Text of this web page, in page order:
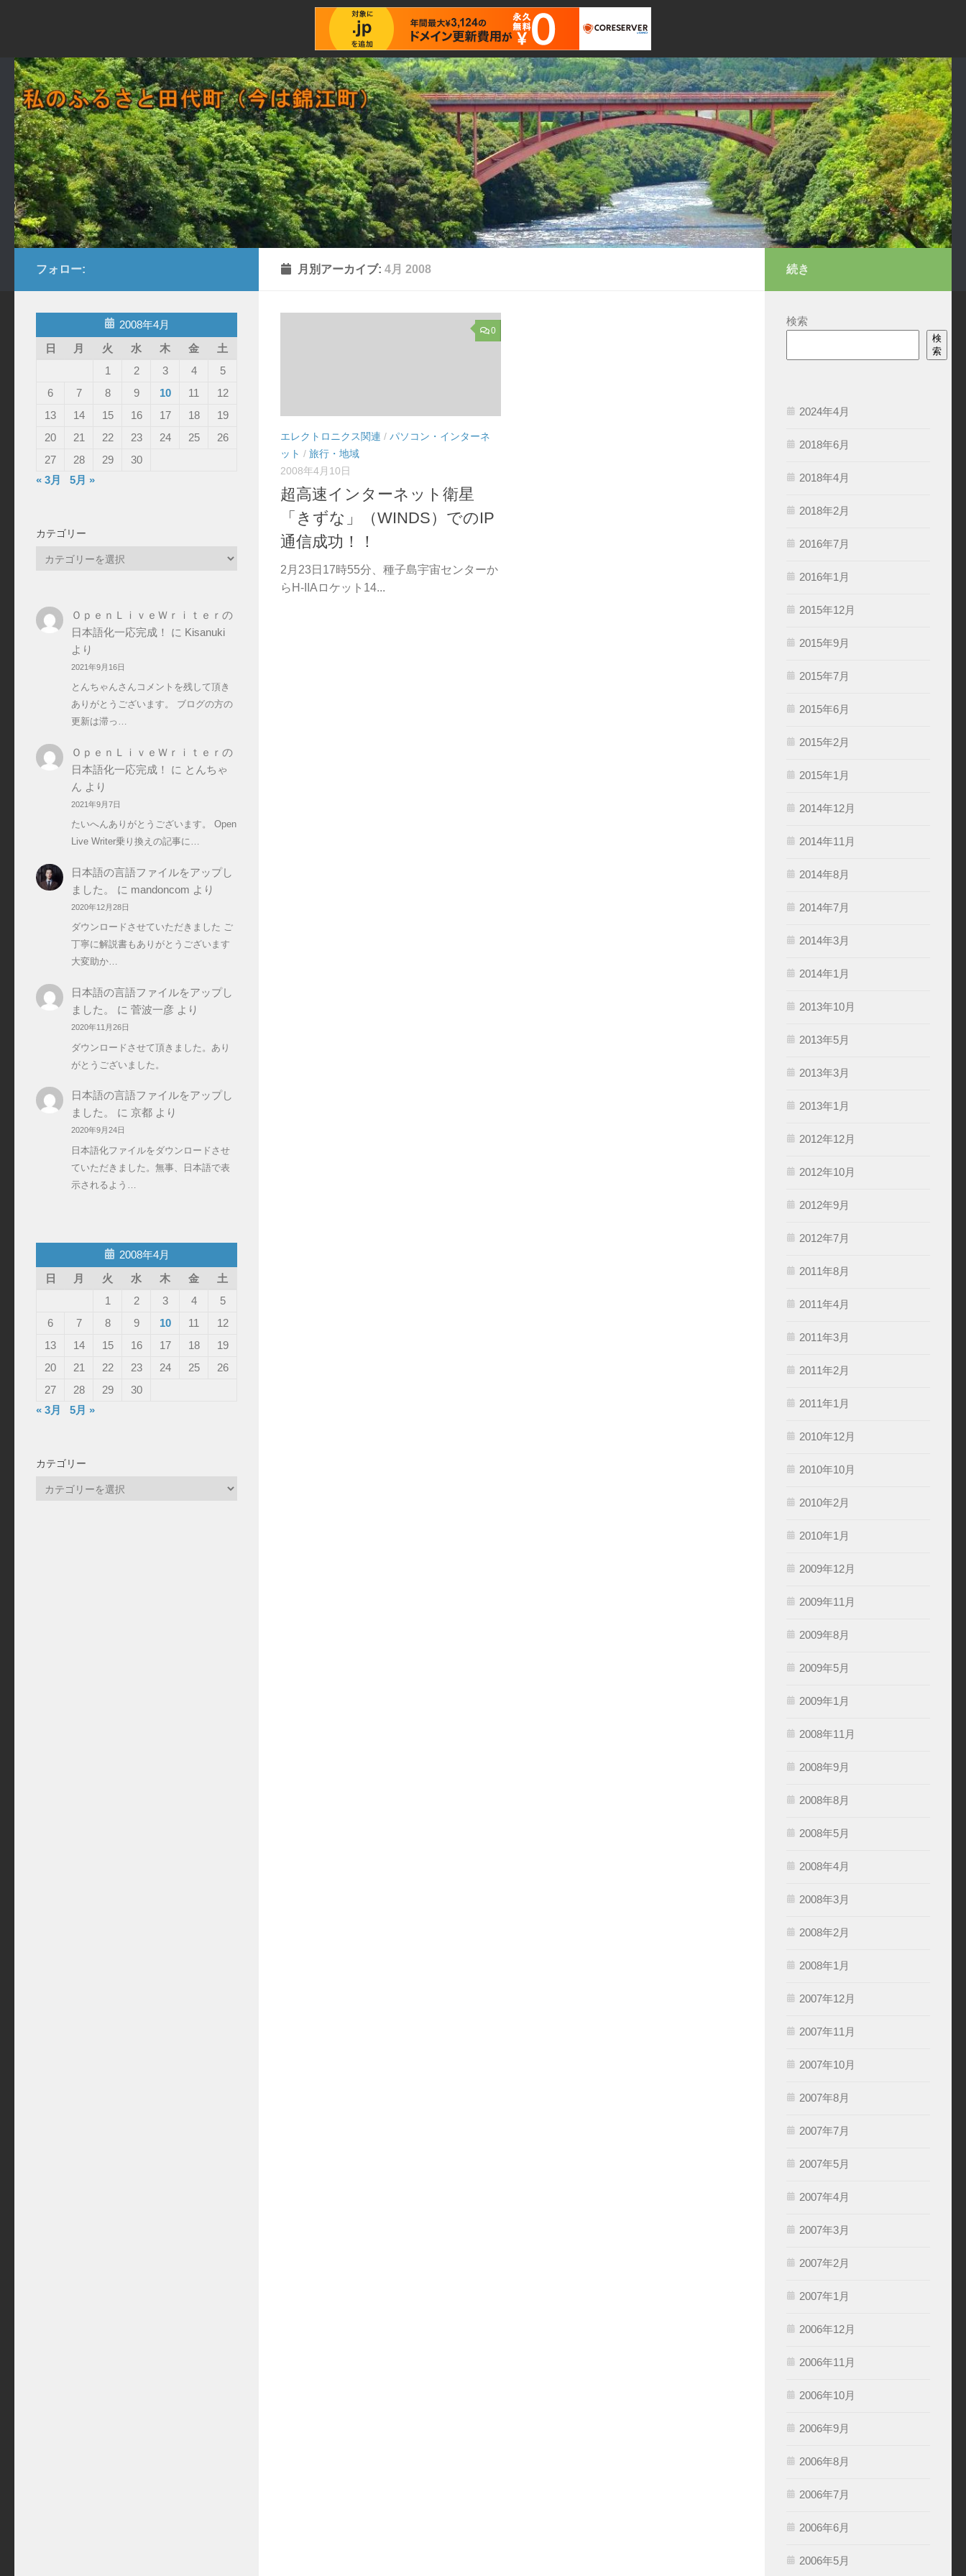
月別アーカイブ: 4月 2008
0
エレクトロニクス関連 / パソコン・インターネ
ット / 旅行・地域
2008年4月10日
超高速インターネット衛星
「きずな」（WINDS）でのIP
通信成功！！
2月23日17時55分、種子島宇宙センターか
らH-IIAロケット14...
フォロー:
2008年4月
日
月 火 水 木 金
土
1
2 3 4
5
6
7 8 9 10 11
12
13
14 15 16 17 18
19
20
21 22 23 24 25
26
27
28 29
30
« 3月
5月 »
カテゴリー
リ
ー
ＯｐｅｎＬｉｖｅＷｒｉｔｅｒの
日本語化一応完成！
に Kisanuki
より
2021年9月16日
とんちゃんさんコメントを残して頂き
ありがとうございます。 ブログの方の
更新は滞っ…
ＯｐｅｎＬｉｖｅＷｒｉｔｅｒの
日本語化一応完成！
に とんちゃ
ん より
2021年9月7日
たいへんありがとうございます。 Open
Live Writer乗り換えの記事に…
日本語の言語ファイルをアップし
ました。
に mandoncom より
2020年12月28日
ダウンロードさせていただきました ご
丁寧に解説書もありがとうございます
大変助か…
日本語の言語ファイルをアップし
ました。
に 菅波一彦より
2020年11月26日
ダウンロードさせて頂きました。あり
がとうございました。
日本語の言語ファイルをアップし
ました。
に 京都より
2020年9月24日
日本語化ファイルをダウンロードさせ
ていただきました。無事、日本語で表
示されるよう…
2008年4月
日
月 火 水 木 金
土
1
2 3 4
5
6
7 8 9 10 11
12
13
14 15 16 17 18
19
20
21 22 23 24 25
26
27
28 29
30
« 3月
5月 »
カテゴリー
続き
検索
検
索
2024年4月
2018年6月
2018年4月
2018年2月
2016年7月
2016年1月
2015年12月
2015年9月
2015年7月
2015年6月
2015年2月
2015年1月
2014年12月
2014年11月
2014年8月
2014年7月
2014年3月
2014年1月
2013年10月
2013年5月
2013年3月
2013年1月
2012年12月
2012年10月
2012年9月
2012年7月
2011年8月
2011年4月
2011年3月
2011年2月
2011年1月
2010年12月
2010年10月
2010年2月
2010年1月
2009年12月
2009年11月
2009年8月
2009年5月
2009年1月
2008年11月
2008年9月
2008年8月
2008年5月
2008年4月
2008年3月
2008年2月
2008年1月
2007年12月
2007年11月
2007年10月
2007年8月
2007年7月
2007年5月
2007年4月
2007年3月
2007年2月
2007年1月
2006年12月
2006年11月
2006年10月
2006年9月
2006年8月
2006年7月
2006年6月
2006年5月